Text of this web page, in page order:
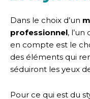
Dans le choix d’un
professionnel,
en compte est le
des éléments qui
séduiront les yeux
Pour ce qui est du